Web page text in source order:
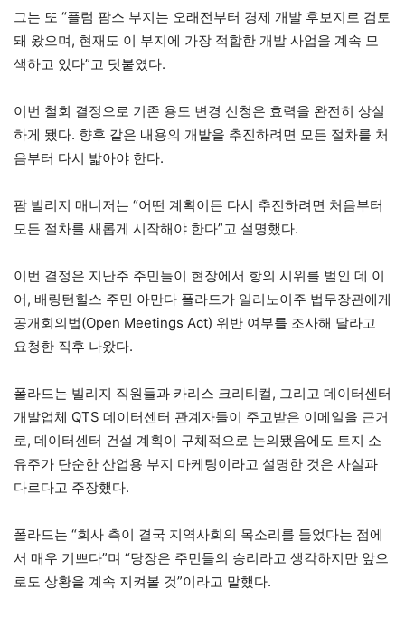
그는 또 “플럼 팜스 부지는 오래전부터 경제 개발 후보지로 검토
돼 왔으며, 현재도 이 부지에 가장 적합한 개발 사업을 계속 모
색하고 있다”고 덧붙였다.
이번 철회 결정으로 기존 용도 변경 신청은 효력을 완전히 상실
하게 됐다. 향후 같은 내용의 개발을 추진하려면 모든 절차를 처
음부터 다시 밟아야 한다.
팜 빌리지 매니저는 “어떤 계획이든 다시 추진하려면 처음부터
모든 절차를 새롭게 시작해야 한다”고 설명했다.
이번 결정은 지난주 주민들이 현장에서 항의 시위를 벌인 데 이
어, 배링턴힐스 주민 아만다 폴라드가 일리노이주 법무장관에게
공개회의법(Open Meetings Act) 위반 여부를 조사해 달라고
요청한 직후 나왔다.
폴라드는 빌리지 직원들과 카리스 크리티컬, 그리고 데이터센터
개발업체 QTS 데이터센터 관계자들이 주고받은 이메일을 근거
로, 데이터센터 건설 계획이 구체적으로 논의됐음에도 토지 소
유주가 단순한 산업용 부지 마케팅이라고 설명한 것은 사실과
다르다고 주장했다.
폴라드는 “회사 측이 결국 지역사회의 목소리를 들었다는 점에
서 매우 기쁘다”며 “당장은 주민들의 승리라고 생각하지만 앞으
로도 상황을 계속 지켜볼 것”이라고 말했다.